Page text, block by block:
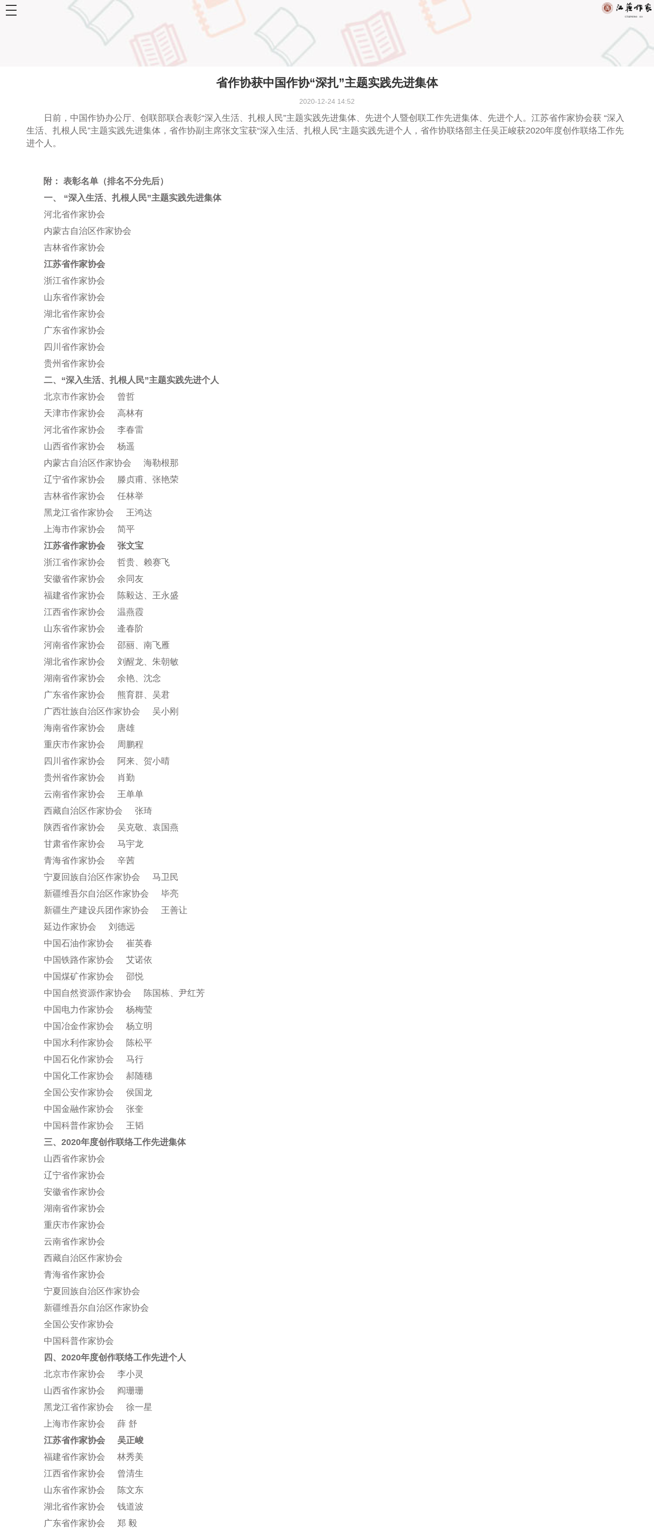
toggle
省作协获中国作协“深扎”主题实践先进集体
2020-12-24 14:52
日前， 中国作协办公厅、创联部联合表彰“深入生活、扎根人民”主题实践先进集体、先进个人暨创联工作先进集体、先进个人。江苏省作家协会获“深入
生活、扎根人民”主题实践先进集体，省作协副主席张文宝获“深入生活、扎根人民”主题实践先进个人，省作协联络部主任吴正峻获2020年度创作联络工作先
进个人。
附： 表彰名单（排名不分先后）
一、 “深入生活、扎根人民”主题实践先进集体
河北省作家协会
内蒙古自治区作家协会
吉林省作家协会
江苏省作家协会
浙江省作家协会
山东省作家协会
湖北省作家协会
广东省作家协会
四川省作家协会
贵州省作家协会
二、“深入生活、扎根人民”主题实践先进个人
北京市作家协会 曾哲
天津市作家协会 高林有
河北省作家协会 李春雷
山西省作家协会 杨遥
内蒙古自治区作家协会 海勒根那
辽宁省作家协会 滕贞甫、张艳荣
吉林省作家协会 任林举
黑龙江省作家协会 王鸿达
上海市作家协会 简平
江苏省作家协会 张文宝
浙江省作家协会 哲贵、赖赛飞
安徽省作家协会 余同友
福建省作家协会 陈毅达、王永盛
江西省作家协会 温燕霞
山东省作家协会 逄春阶
河南省作家协会 邵丽、南飞雁
湖北省作家协会 刘醒龙、朱朝敏
湖南省作家协会 余艳、沈念
广东省作家协会 熊育群、吴君
广西壮族自治区作家协会 吴小刚
海南省作家协会 唐雄
重庆市作家协会 周鹏程
四川省作家协会 阿来、贺小晴
贵州省作家协会 肖勤
云南省作家协会 王单单
西藏自治区作家协会 张琦
陕西省作家协会 吴克敬、袁国燕
甘肃省作家协会 马宇龙
青海省作家协会 辛茜
宁夏回族自治区作家协会 马卫民
新疆维吾尔自治区作家协会 毕亮
新疆生产建设兵团作家协会 王善让
延边作家协会 刘德远
中国石油作家协会 崔英春
中国铁路作家协会 艾诺依
中国煤矿作家协会 邵悦
中国自然资源作家协会 陈国栋、尹红芳
中国电力作家协会 杨梅莹
中国冶金作家协会 杨立明
中国水利作家协会 陈松平
中国石化作家协会 马行
中国化工作家协会 郝随穗
全国公安作家协会 侯国龙
中国金融作家协会 张奎
中国科普作家协会 王韬
三、2020年度创作联络工作先进集体
山西省作家协会
辽宁省作家协会
安徽省作家协会
湖南省作家协会
重庆市作家协会
云南省作家协会
西藏自治区作家协会
青海省作家协会
宁夏回族自治区作家协会
新疆维吾尔自治区作家协会
全国公安作家协会
中国科普作家协会
四、2020年度创作联络工作先进个人
北京市作家协会 李小灵
山西省作家协会 阎珊珊
黑龙江省作家协会 徐一星
上海市作家协会 薛 舒
江苏省作家协会 吴正峻
福建省作家协会 林秀美
江西省作家协会 曾清生
山东省作家协会 陈文东
湖北省作家协会 钱道波
广东省作家协会 郑 毅